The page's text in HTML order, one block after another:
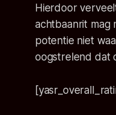
Hierdoor
achtbaanrit mag
potentie niet
oogstrelend dat